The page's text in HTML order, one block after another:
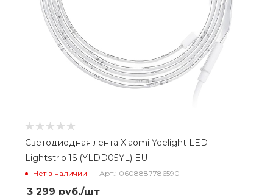
Светодиодная лента Xiaomi Yeelight LED
Lightstrip 1S (YLDD05YL) EU
Нет в наличии Арт.: 0608887786590
3 299 руб./шт